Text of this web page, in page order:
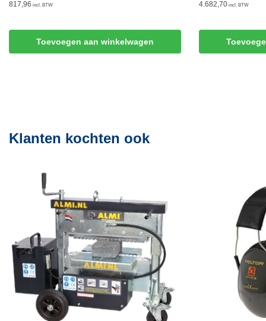
817,96 incl. BTW
Toevoegen aan winkelwagen
4.682,70 incl. BTW
Klanten kochten ook